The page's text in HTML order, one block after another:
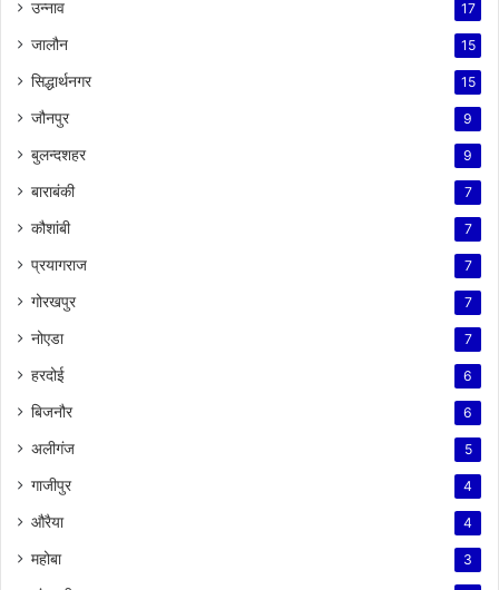
उन्नाव 17
जालौन 15
सिद्धार्थनगर 15
जौनपुर 9
बुलन्दशहर 9
बाराबंकी 7
कौशांबी 7
प्रयागराज 7
गोरखपुर 7
नोएडा 7
हरदोई 6
बिजनौर 6
अलीगंज 5
गाजीपुर 4
औरैया 4
महोबा 3